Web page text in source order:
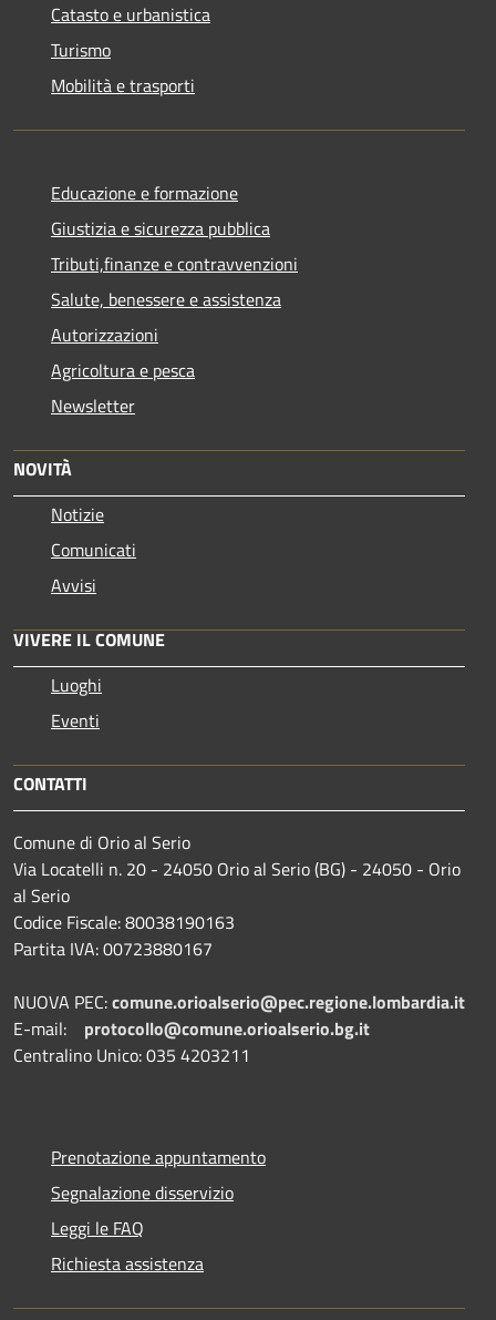
Catasto e urbanistica
Turismo
Mobilità e trasporti
Educazione e formazione
Giustizia e sicurezza pubblica
Tributi,finanze e contravvenzioni
Salute, benessere e assistenza
Autorizzazioni
Agricoltura e pesca
Newsletter
NOVITÀ
Notizie
Comunicati
Avvisi
VIVERE IL COMUNE
Luoghi
Eventi
CONTATTI
Comune di Orio al Serio
Via Locatelli n. 20 - 24050 Orio al Serio (BG) - 24050 - Orio
al Serio
Codice Fiscale: 80038190163
Partita IVA: 00723880167
NUOVA PEC:comune.orioalserio@pec.regione.lombardia.it
E-mail: protocollo@comune.orioalserio.bg.it
Centralino Unico: 035 4203211
Prenotazione appuntamento
Segnalazione disservizio
Leggi le FAQ
Richiesta assistenza